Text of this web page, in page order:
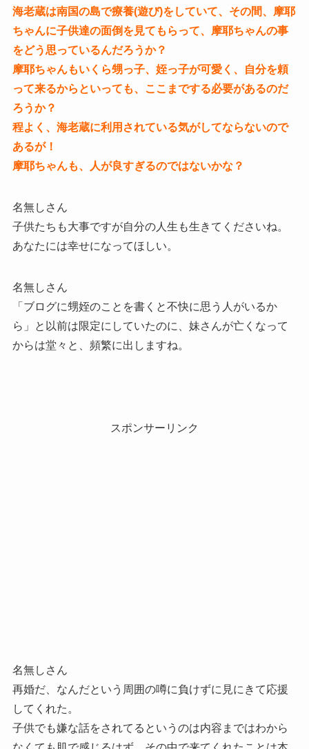
海老蔵は南国の島で療養(遊び)をしていて、その間、摩耶
ちゃんに子供達の面倒を見てもらって、摩耶ちゃんの事
をどう思っているんだろうか？
摩耶ちゃんもいくら甥っ子、姪っ子が可愛く、自分を頼
って来るからといっても、ここまでする必要があるのだ
ろうか？
程よく、海老蔵に利用されている気がしてならないので
あるが！
摩耶ちゃんも、人が良すぎるのではないかな？
名無しさん
子供たちも大事ですが自分の人生も生きてくださいね。
あなたには幸せになってほしい。
名無しさん
「ブログに甥姪のことを書くと不快に思う人がいるか
ら」と以前は限定にしていたのに、妹さんが亡くなって
からは堂々と、頻繁に出しますね。
スポンサーリンク
名無しさん
再婚だ、なんだという周囲の噂に負けずに見にきて応援
してくれた。
子供でも嫌な話をされてるというのは内容まではわから